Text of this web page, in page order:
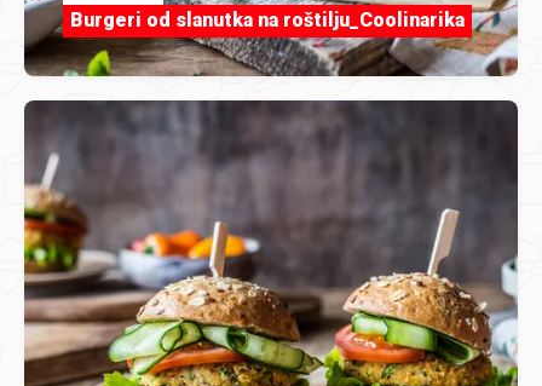
Burgeri od slanutka na roštilju_Coolinarika